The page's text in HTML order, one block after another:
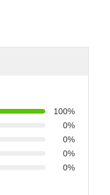
100%
0%
0%
0%
0%